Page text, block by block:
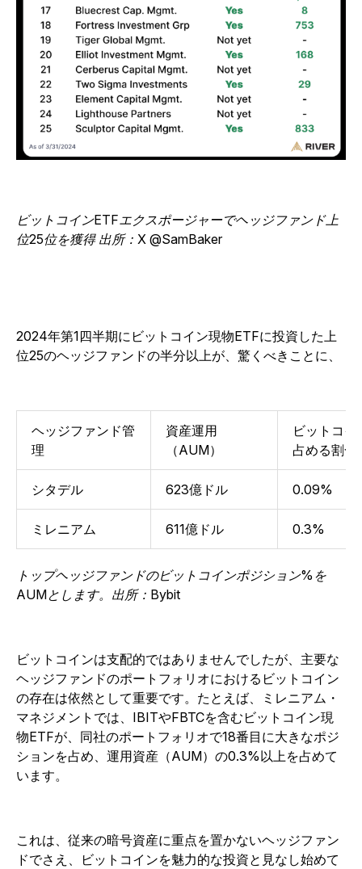
ビットコインETFエクスポージャーでヘッジファンド上
位25位を獲得 出所：X @SamBaker
2024年第1四半期にビットコイン現物ETFに投資した上
位25のヘッジファンドの半分以上が、驚くべきことに、
ヘッジファンド管
理
資産運用
（AUM）
ビットコ
占める割
シタデル 623億ドル 0.09%
ミレニアム 611億ドル 0.3%
トップヘッジファンドのビットコインポジション%を
AUMとします。出所：Bybit
ビットコインは支配的ではありませんでしたが、主要な
ヘッジファンドのポートフォリオにおけるビットコイン
の存在は依然として重要です。たとえば、ミレニアム・
マネジメントでは、IBITやFBTCを含むビットコイン現
物ETFが、同社のポートフォリオで18番目に大きなポジ
ションを占め、運用資産（AUM）の0.3%以上を占めて
います。
これは、従来の暗号資産に重点を置かないヘッジファン
ドでさえ、ビットコインを魅力的な投資と見なし始めて